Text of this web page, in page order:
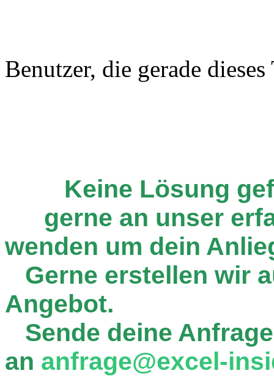
Benutzer, die gerade
Keine Lösung
gerne an unser
wenden um dein
Gerne erstellen wir
Angebot.
Sende deine
an anfrage@excel-